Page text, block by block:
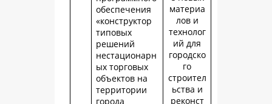
материа
лов и
технолог
ий для
городско
го
строител
ьства и
реконст
обеспечения
«конструктор
типовых
решений
нестационарн
ых торговых
объектов на
территории
города